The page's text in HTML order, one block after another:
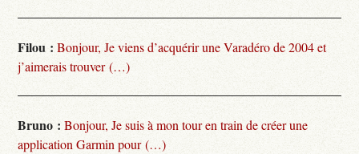
Filou : Bonjour, Je viens d’acquérir une Varadéro de 2004 et
j’aimerais trouver (…)
Bruno : Bonjour, Je suis à mon tour en train de créer une
application Garmin pour (…)